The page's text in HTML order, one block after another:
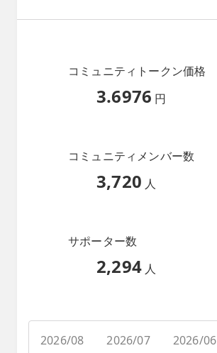
コミュニティトークン価格
3.6976 円
コミュニティメンバー数
3,720 人
サポーター数
2,294 人
2026/08 2026/07 2026/06